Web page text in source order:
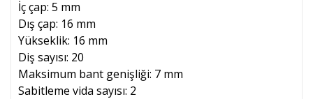
İç çap: 5 mm
Dış çap: 16 mm
Yükseklik: 16 mm
Diş sayısı: 20
Maksimum bant genişliği: 7 mm
Sabitleme vida sayısı: 2